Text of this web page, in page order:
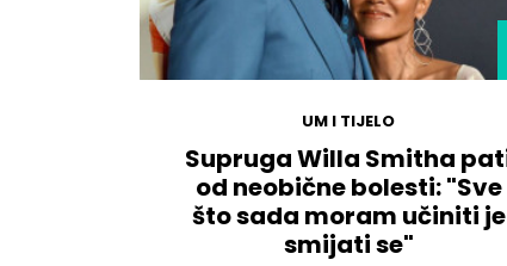
UM I TIJELO
Supruga Willa Smitha
od neobične bolesti: "Sve
što sada moram učiniti je
smijati se"